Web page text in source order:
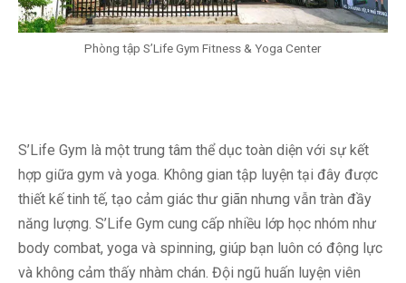
Phòng tập S’Life Gym Fitness & Yoga Center
S’Life Gym là một trung tâm thể dục toàn diện với sự kết
hợp giữa gym và yoga. Không gian tập luyện tại đây được
thiết kế tinh tế, tạo cảm giác thư giãn nhưng vẫn tràn đầy
năng lượng. S’Life Gym cung cấp nhiều lớp học nhóm như
body combat, yoga và spinning, giúp bạn luôn có động lực
và không cảm thấy nhàm chán. Đội ngũ huấn luyện viên